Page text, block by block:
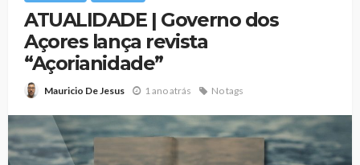
ATUALIDADE | Governo dos
Açores lança revista
“Açorianidade”
Mauricio De Jesus 1 ano atrás No tags